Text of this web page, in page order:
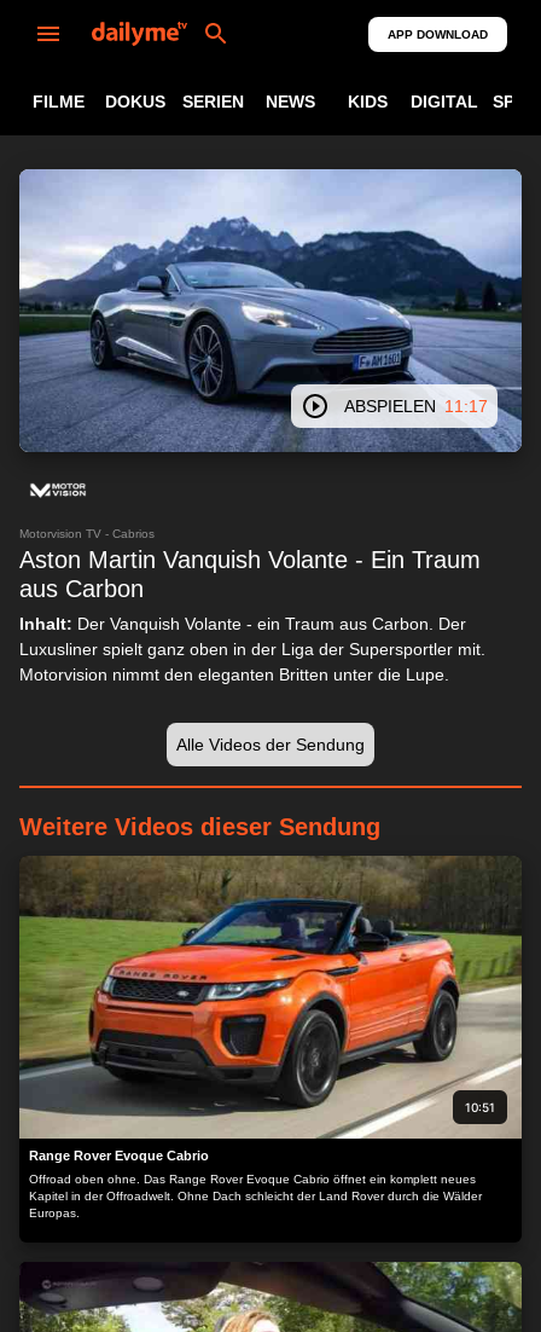
APP DOWNLOAD
FILME DOKUS SERIEN NEWS KIDS DIGITAL
ABSPIELEN 11:17
Motorvision TV - Cabrios
Aston Martin Vanquish Volante - Ein Traum
aus Carbon
Inhalt: Der Vanquish Volante - ein Traum aus Carbon. Der
Luxusliner spielt ganz oben in der Liga der Supersportler mit.
Motorvision nimmt den eleganten Britten unter die Lupe.
Alle Videos der Sendung
Weitere Videos dieser Sendung
10:51
Range Rover Evoque Cabrio
Offroad oben ohne. Das Range Rover Evoque Cabrio öffnet ein komplett neues
Kapitel in der Offroadwelt. Ohne Dach schleicht der Land Rover durch die Wälder
Europas.